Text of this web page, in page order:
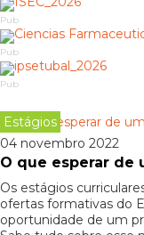
Pub
Pub
Pub
Estágios
04 novembro 2022
O que esperar de
Os estágios
ofertas formativas do
oportunidade de um